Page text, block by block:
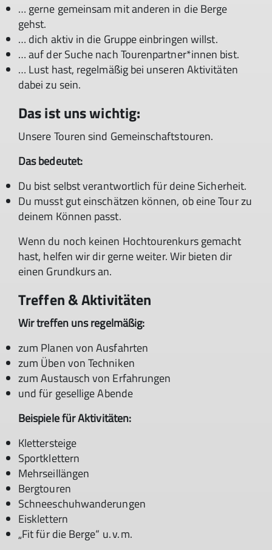
… gerne gemeinsam mit anderen in die Berge
gehst.
… dich aktiv in die Gruppe einbringen willst.
… auf der Suche nach Tourenpartner*innen bist.
… Lust hast, regelmäßig bei unseren Aktivitäten
dabei zu sein.
Das ist uns wichtig:
Unsere Touren sind Gemeinschaftstouren.
Das bedeutet:
Du bist selbst verantwortlich für deine Sicherheit.
Du musst gut einschätzen können, ob eine Tour zu
deinem Können passt.
Wenn du noch keinen Hochtourenkurs gemacht
hast, helfen wir dir gerne weiter. Wir bieten dir
einen Grundkurs an.
Treffen & Aktivitäten
Wir treffen uns regelmäßig:
zum Planen von Ausfahrten
zum Üben von Techniken
zum Austausch von Erfahrungen
und für gesellige Abende
Beispiele für Aktivitäten:
Klettersteige
Sportklettern
Mehrseillängen
Bergtouren
Schneeschuhwanderungen
Eisklettern
„Fit für die Berge“ u. v. m.